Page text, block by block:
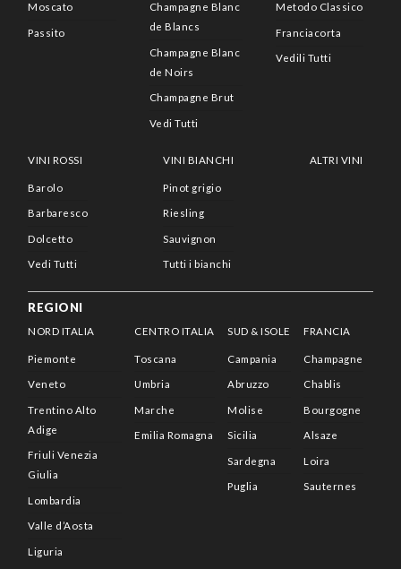
Moscato
Passito
Champagne Blanc
de Blancs
Champagne Blanc
de Noirs
Champagne Brut
Vedi Tutti
Metodo Classico
Franciacorta
Vedili Tutti
VINI ROSSI
Barolo
Barbaresco
Dolcetto
Vedi Tutti
VINI BIANCHI
Pinot grigio
Riesling
Sauvignon
Tutti i bianchi
ALTRI VINI
REGIONI
NORD ITALIA
Piemonte
Veneto
Trentino Alto
Adige
Friuli Venezia
Giulia
Lombardia
Valle d’Aosta
Liguria
CENTRO ITALIA
Toscana
Umbria
Marche
Emilia Romagna
SUD & ISOLE
Campania
Abruzzo
Molise
Sicilia
Sardegna
Puglia
FRANCIA
Champagne
Chablis
Bourgogne
Alsaze
Loira
Sauternes